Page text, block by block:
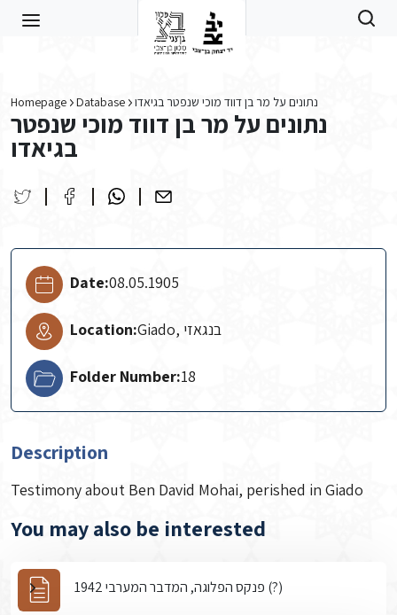
Homepage Database נתונים על מר בן דווד מוכי שנפטר בגיאדו
נתונים על מר בן דווד מוכי שנפטר
בגיאדו
Date:08.05.1905
Location: Giado, בנגאזי
Folder Number:18
Description
Testimony about Ben David Mohai, perished in Giado
You may also be interested
פנקס הפלוגה, המדבר המערבי 1942 (?)